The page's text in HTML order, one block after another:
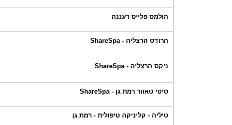
הולמס פלייס רעננה
הרודס הרצליה - ShareSpa
ניקס הרצליה - ShareSpa
סיטי טאוור רמת גן - ShareSpa
טיליה - קליניקה טיפולית - רמת גן